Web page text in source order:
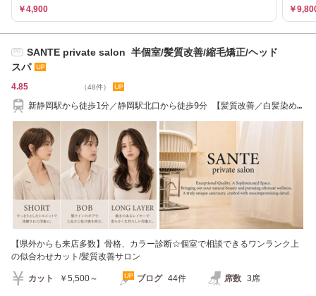
￥4,900 ￥
PR
SANTE private salon 半個室/髪質改善/縮毛矯正/ヘッド
スパ
4.85 （48件）
新静岡駅から徒歩1分／静岡駅北口から徒歩9分 【髪質改善／白髪染め
【県外からも来店多数】骨格、カラー診断☆個室で相談できるワンランク上
の似合わせカット/髪質改善サロン
カット ￥5,500～ ブログ 44件 席数 3席